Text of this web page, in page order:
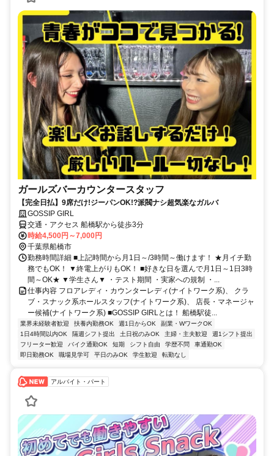
ガールズバーカウンタースタッフ
【完全日払】9席だけ!ジーパンOK!?派閥ナシ超気楽なガルバ
GOSSIP GIRL
交通・アクセス 船橋駅から徒歩3分
時給4,500円～7,000円
千葉県船橋市
勤務時間詳細 ■上記時間から月1日～/3時間～働けます！ ★月イチ勤
務でもOK！ ▼終電上がりもOK！ ■好きな日を選んで月1日～1日3時
間～OK★ ▼学生さん▼ ・テスト期間 ・実家への規制 ・...
仕事内容 フロアレディ・カウンターレディ(ナイトワーク系)、 クラ
ブ・スナック系ホールスタッフ(ナイトワーク系)、 店長・マネージャ
ー候補(ナイトワーク系) ■GOSSIP GIRLとは！ 船橋駅徒...
業界未経験者歓迎 扶養内勤務OK 週1日からOK
副業・WワークOK
1日4時間以内OK
隔週シフト提出 土日祝のみOK 主婦・主夫歓迎
週1シフト提出
フリーター歓迎
バイク通勤OK 短期 シフト自由 学歴不問
車通勤OK
即日勤務OK
職場見学可 平日のみOK 学生歓迎 転勤なし
アルバイト・パート